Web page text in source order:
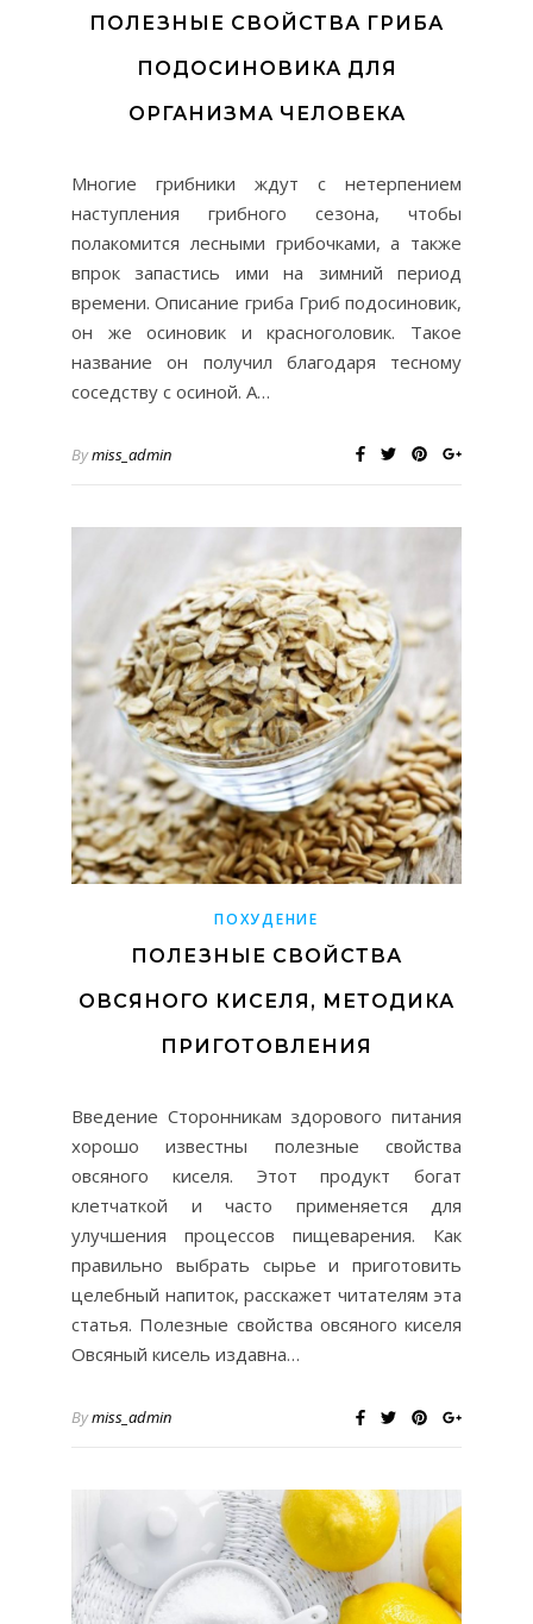
ПОЛЕЗНЫЕ СВОЙСТВА ГРИБА
ПОДОСИНОВИКА ДЛЯ
ОРГАНИЗМА ЧЕЛОВЕКА
Многие грибники ждут с нетерпением
наступления грибного сезона, чтобы
полакомится лесными грибочками, а также
впрок запастись ими на зимний период
времени. Описание гриба Гриб подосиновик,
он же осиновик и красноголовик. Такое
название он получил благодаря тесному
соседству с осиной. А…
Bymiss_admin
ПОХУДЕНИЕ
ПОЛЕЗНЫЕ СВОЙСТВА
ОВСЯНОГО КИСЕЛЯ, МЕТОДИКА
ПРИГОТОВЛЕНИЯ
Введение Сторонникам здорового питания
хорошо известны полезные свойства
овсяного киселя. Этот продукт богат
клетчаткой и часто применяется для
улучшения процессов пищеварения. Как
правильно выбрать сырье и приготовить
целебный напиток, расскажет читателям эта
статья. Полезные свойства овсяного киселя
Овсяный кисель издавна…
Bymiss_admin